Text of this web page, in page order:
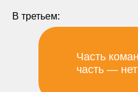
В третьем:
Часть
часть — нет